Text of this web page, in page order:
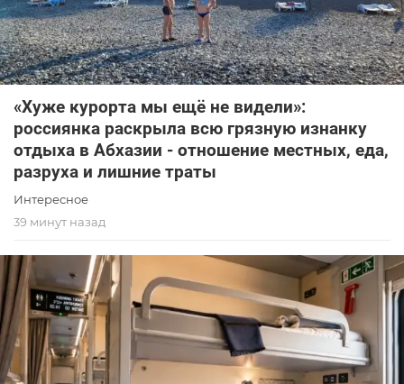
«Хуже курорта мы ещё не видели»:
россиянка раскрыла всю грязную изнанку
отдыха в Абхазии - отношение местных, еда,
разруха и лишние траты
Интересное
39 минут назад